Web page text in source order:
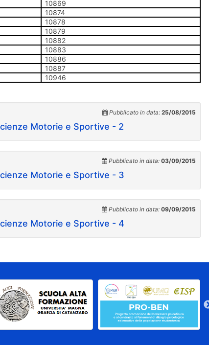
10869
10874
10878
10879
10882
10883
10886
10887
10946
Pubblicato in data: 25/08/2015
Motorie e Sportive - 2
Pubblicato in data: 03/09/2015
Motorie e Sportive - 3
Pubblicato in data: 09/09/2015
Motorie e Sportive - 4